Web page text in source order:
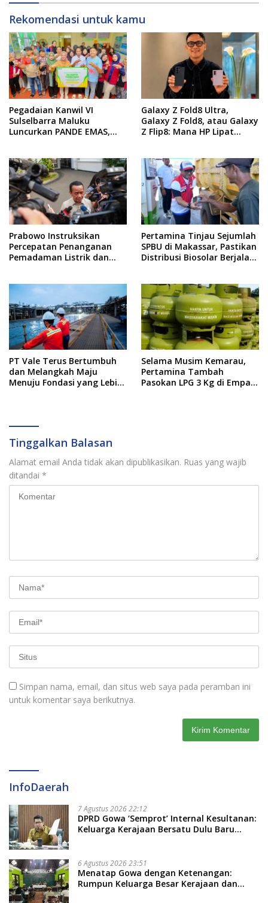
Rekomendasi untuk kamu
Pegadaian Kanwil VI
Sulselbarra Maluku
Luncurkan PANDE EMAS,
Galaxy Z Fold8 Ultra,
Galaxy Z Fold8, atau Galaxy
Z Flip8: Mana HP Lipat
Prabowo Instruksikan
Percepatan Penanganan
Pemadaman Listrik dan
Pertamina Tinjau Sejumlah
SPBU di Makassar, Pastikan
Distribusi Biosolar Berjalan
PT Vale Terus Bertumbuh
dan Melangkah Maju
Menuju Fondasi yang Lebih
Selama Musim Kemarau,
Pertamina Tambah
Pasokan LPG 3 Kg di Empat
Tinggalkan Balasan
Alamat email Anda tidak akan dipublikasikan. Ruas yang wajib
ditandai *
Simpan nama, email, dan situs web saya pada peramban ini
untuk komentar saya berikutnya.
InfoDaerah
7 Agustus 2026 22:12
DPRD Gowa ‘Semprot’ Internal Kesultanan:
Keluarga Kerajaan Bersatu Dulu Baru
6 Agustus 2026 23:51
Menatap Gowa dengan Ketenangan:
Rumpun Keluarga Besar Kerajaan dan